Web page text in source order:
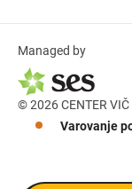
Managed by
© 2026 CENTER VIČ
Varovanje